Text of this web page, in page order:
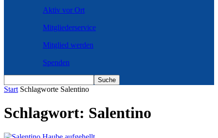
Aktiv vor Ort
Mitgliederservice
Mitglied werden
Spenden
Start Schlagworte Salentino
Schlagwort: Salentino